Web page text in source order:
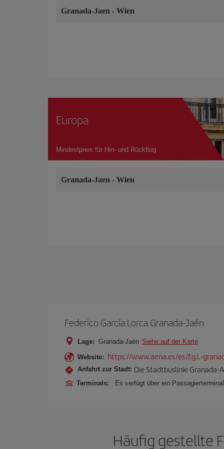
Granada-Jaen - Wien
Europa
Mindestpreis für Hin- und Rückflug
Granada-Jaen - Wien
Federico García Lorca Granada-Jaén
Lage: Granada-Jaén Siehe auf der Karte
Website: https://www.aena.es/es/f.g.l.-
Anfahrt zur Stadt: Die Stadtbuslinie
Terminals: Es verfügt über ein Passagierterminal
Häufig gestellte